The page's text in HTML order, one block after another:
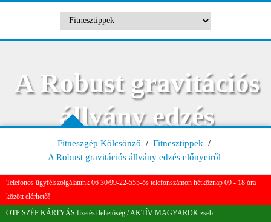
A Robust gravitációs
állvány edzés
előnyeiről
Fitneszgép Kölcsönző / Fitnesztippek /
A Robust gravitációs állvány edzés előnyeiről
Telefonos ügyfélszolgálatunk 06 30/99-22-555-ös telefonszámon hétköznap 09 - 18 óra
között elérhető!
OTP SZÉP KÁRTYÁS fizetési lehetőség / AKTÍV MAGYAROK zseb